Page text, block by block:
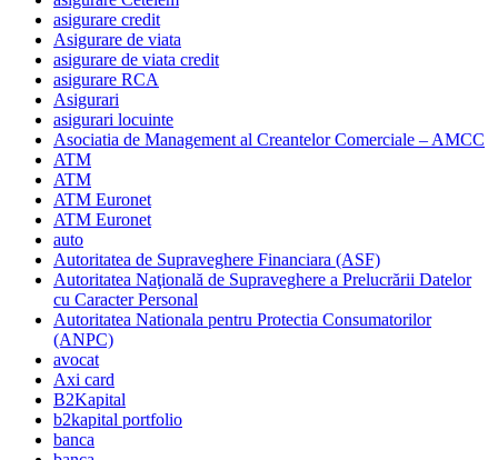
asigurare credit
Asigurare de viata
asigurare de viata credit
asigurare RCA
Asigurari
asigurari locuinte
Asociatia de Management al Creantelor Comerciale – AMCC
ATM
ATM
ATM Euronet
ATM Euronet
auto
Autoritatea de Supraveghere Financiara (ASF)
Autoritatea Naţională de Supraveghere a Prelucrării Datelor
cu Caracter Personal
Autoritatea Nationala pentru Protectia Consumatorilor
(ANPC)
avocat
Axi card
B2Kapital
b2kapital portfolio
banca